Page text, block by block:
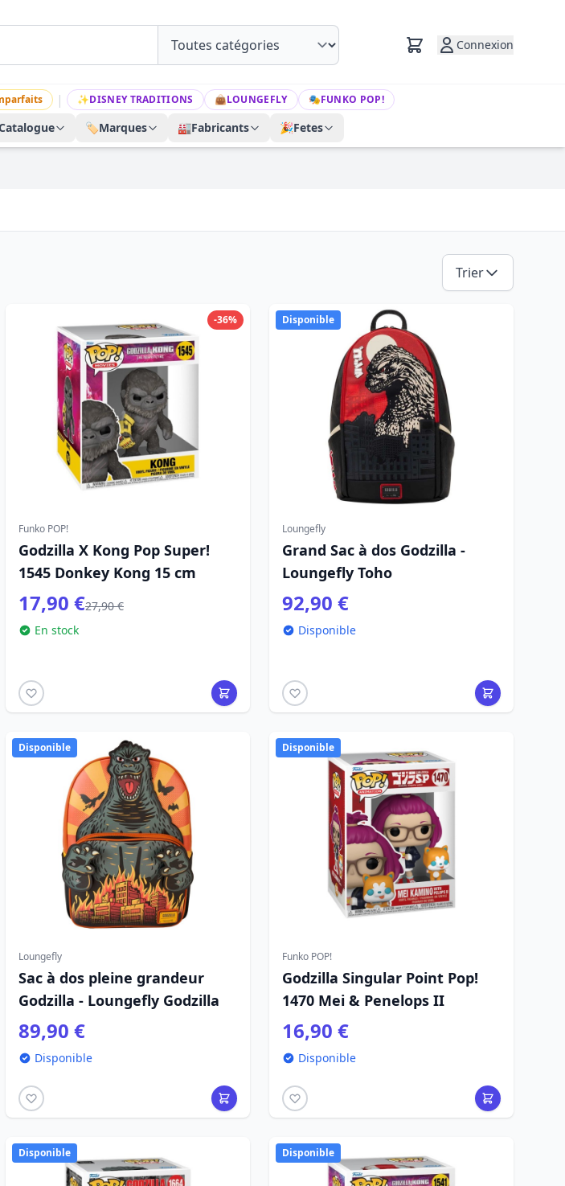
Connexion
| ✨DISNEY TRADITIONS 👜LOUNGEFLY 🎭FUNKO POP!
🏷️Marques 🏭Fabricants 🎉Fetes
Trier
-36%
Funko POP!
Godzilla X Kong Pop Super!
1545 Donkey Kong 15 cm
17,90 €27,90 €
En stock
Disponible
Loungefly
Grand Sac à dos Godzilla -
Loungefly Toho
92,90 €
Disponible
Disponible
Loungefly
Sac à dos pleine grandeur
Godzilla - Loungefly Godzilla
89,90 €
Disponible
Disponible
Funko POP!
Godzilla Singular Point Pop!
1470 Mei & Penelops II
16,90 €
Disponible
Disponible Disponible